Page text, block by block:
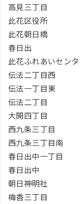
高見三丁目
此花区役所
此花朝日橋
春日出
此花ふれあいセン
伝法二丁目西
伝法一丁目東
伝法二丁目
大開四丁目
西九条三丁目
西九条三丁目南
春日出中一丁目
春日出中
朝日神明社
梅香三丁目